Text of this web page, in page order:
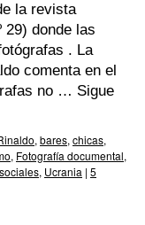
la revista
donde las
. La
comenta en el
no … Sigue
, bares, chicas,
, Fotografía documental,
, Ucrania | 5